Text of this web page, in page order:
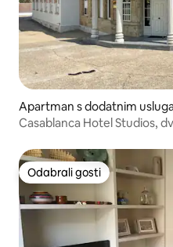
Apartman s dodatnim
rta de Tormes
Casablanca Hotel Studios,
Odabrali gosti
Odabrali gosti